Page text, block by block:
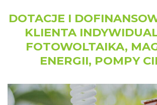
DOTACJE I
KLIENTA
FOTOWOLTAIKA,
ENERGII, POMPY